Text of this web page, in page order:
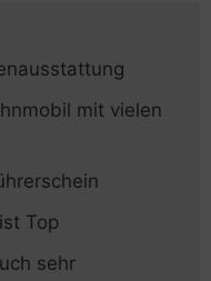
mit vielen
Top
sehr